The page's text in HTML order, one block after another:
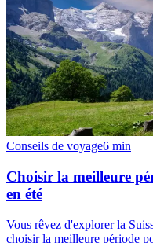
Conseils de voyage6 min
Choisir la meilleure
en été
Vous rêvez d'explorer la
choisir la meilleure période